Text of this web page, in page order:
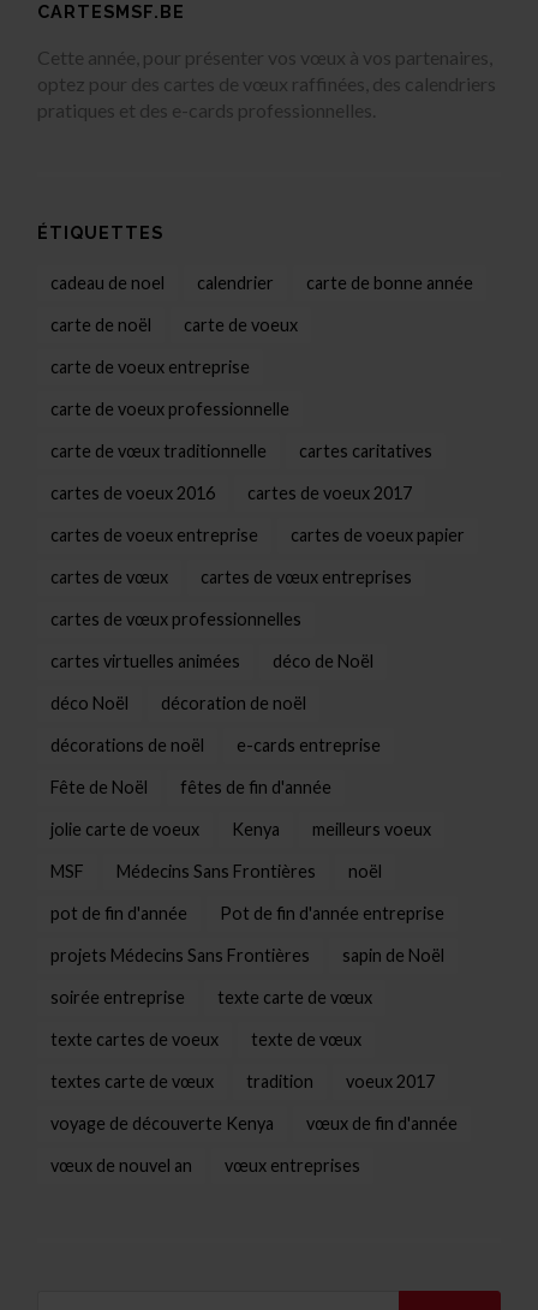
CARTESMSF.BE
Cette année, pour présenter vos vœux à vos partenaires,
optez pour des cartes de vœux raffinées, des calendriers
pratiques et des e-cards professionnelles.
ÉTIQUETTES
cadeau de noel calendrier carte de bonne année
carte de noël carte de voeux
carte de voeux entreprise
carte de voeux professionnelle
carte de vœux traditionnelle cartes caritatives
cartes de voeux 2016 cartes de voeux 2017
cartes de voeux entreprise cartes de voeux papier
cartes de vœux cartes de vœux entreprises
cartes de vœux professionnelles
cartes virtuelles animées déco de Noël
déco Noël décoration de noël
décorations de noël e-cards entreprise
Fête de Noël fêtes de fin d'année
jolie carte de voeux Kenya meilleurs voeux
MSF Médecins Sans Frontières noël
pot de fin d'année Pot de fin d'année entreprise
projets Médecins Sans Frontières sapin de Noël
soirée entreprise texte carte de vœux
texte cartes de voeux texte de vœux
textes carte de vœux tradition voeux 2017
voyage de découverte Kenya vœux de fin d'année
vœux de nouvel an vœux entreprises